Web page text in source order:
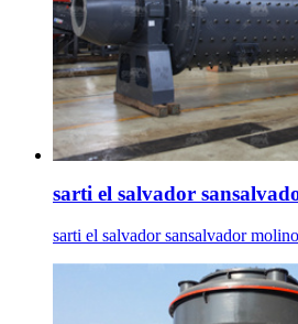
sarti el salvador
sarti el salvador sansalvador